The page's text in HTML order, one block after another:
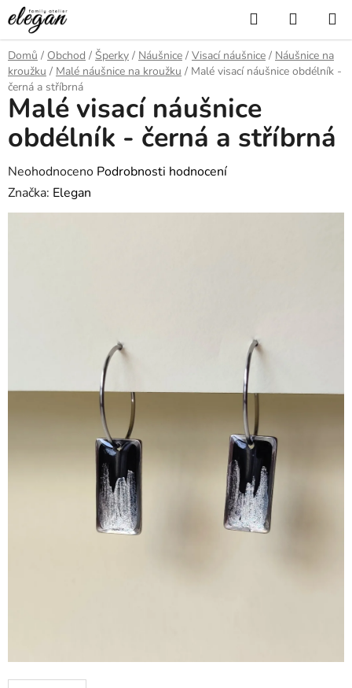
Přejít
na
obsah
Hledat
KOŠÍK
Domů / Obchod / Šperky / Náušnice / Visací náušnice / Náušnice na
kroužku / Malé náušnice na kroužku / Malé visací náušnice obdélník -
černá a stříbrná
Malé visací náušnice
obdélník - černá a stříbrná
Průměrné
hodnocení
produktu
Neohodnoceno Podrobnosti hodnocení
Značka: Elegan